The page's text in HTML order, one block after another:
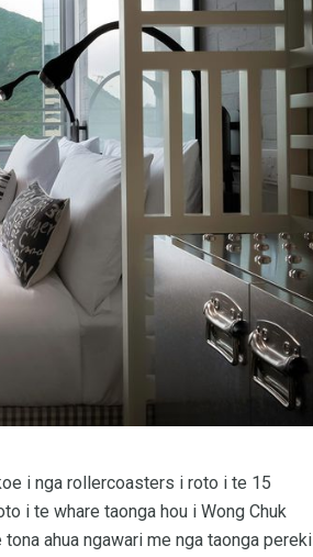
i nga rollercoasters i roto i te 15
i te whare taonga hou i Wong Chuk
ahua ngawari me nga taonga pereki